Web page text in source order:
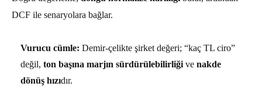
DCF ile senaryolara bağlar.
Vurucu cümle: Demir-çelikte şirket değeri; “kaç TL ciro”
değil, ton başına marjın sürdürülebilirliği ve nakde
dönüş hızıdır.